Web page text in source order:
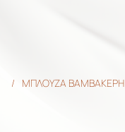
/ ΜΠΛΟΥΖΑ ΒΑΜΒΑΚΕΡΗ